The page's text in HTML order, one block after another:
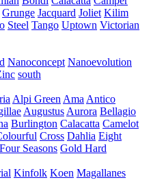
Grunge Jacquard Joliet Kilim
Steel Tango Uptown Victorian
Nanoconcept Nanoevolution
south
Alpi Green Ama Antico
Augustus Aurora Bellagio
Burlington Calacatta Camelot
Cross Dahlia Eight
Four Seasons Gold Hard
Kinfolk Koen Magallanes